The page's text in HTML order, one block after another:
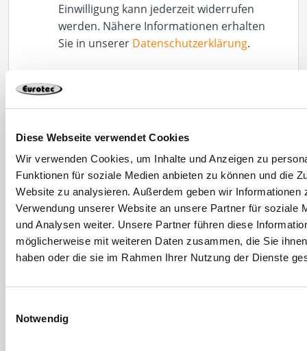
Diese Webseite verwendet Cookies
Wir verwenden Cookies, um Inhalte und Anzeigen zu
Funktionen für soziale Medien anbieten zu können und die
Website zu analysieren. Außerdem geben wir Informationen
Verwendung unserer Website an unsere Partner für soziale
und Analysen weiter. Unsere Partner führen diese
möglicherweise mit weiteren Daten zusammen, die Sie
haben oder die sie im Rahmen Ihrer Nutzung der Dienste
Notwendig
Einwilligung kann jederzeit widerrufen
werden. Nähere Informationen erhalten
Sie in unserer Datenschutzerklärung.